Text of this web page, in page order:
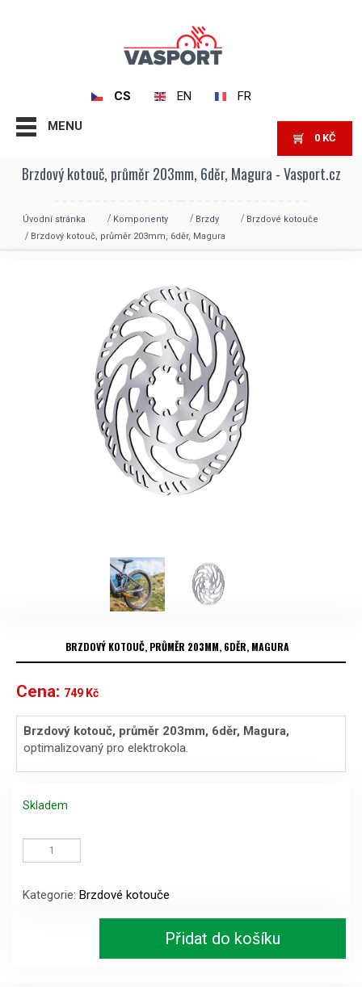
CS EN FR
MENU
0 KČ
Brzdový kotouč, průměr 203mm, 6děr, Magura - Vasport.cz
Úvodní stránka Komponenty Brzdy
Brzdové kotouče
Brzdový kotouč, průměr 203mm, 6děr, Magura
BRZDOVÝ KOTOUČ, PRŮMĚR 203MM, 6DĚR, MAGURA
Cena: 749 Kč
Brzdový kotouč, průměr 203mm, 6děr, Magura,
optimalizovaný pro elektrokola.
Skladem
kotouč,
průměr
6děr,
Kategorie: Brzdové kotouče
Přidat do košíku